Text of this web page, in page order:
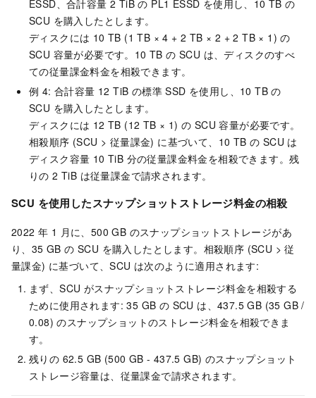
ESSD、合計容量 2 TiB の PL1 ESSD を使用し、10 TB の
SCU を購入したとします。
ディスクには 10 TB (1 TB × 4 + 2 TB × 2 + 2 TB × 1) の
SCU 容量が必要です。10 TB の SCU は、ディスクのすべ
ての従量課金料金を相殺できます。
例 4: 合計容量 12 TiB の標準 SSD を使用し、10 TB の
SCU を購入したとします。
ディスクには 12 TB (12 TB × 1) の SCU 容量が必要です。
相殺順序 (SCU > 従量課金) に基づいて、10 TB の SCU は
ディスク容量 10 TiB 分の従量課金料金を相殺できます。残
りの 2 TiB は従量課金で請求されます。
SCU を使用したスナップショットストレージ料金の相殺
2022 年 1 月に、500 GB のスナップショットストレージがあ
り、35 GB の SCU を購入したとします。相殺順序 (SCU > 従
量課金) に基づいて、SCU は次のように適用されます:
まず、SCU がスナップショットストレージ料金を相殺する
ために使用されます: 35 GB の SCU は、437.5 GB (35 GB /
0.08) のスナップショットのストレージ料金を相殺できま
す。
残りの 62.5 GB (500 GB - 437.5 GB) のスナップショット
ストレージ容量は、従量課金で請求されます。